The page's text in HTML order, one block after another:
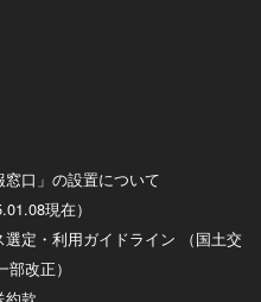
口」の設置について
現在）
定・利用ガイドライン （国土交
改正）
約款